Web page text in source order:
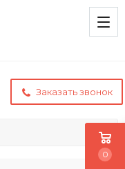
Заказать звонок
0